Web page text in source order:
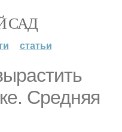
САД
статьи
Средняя